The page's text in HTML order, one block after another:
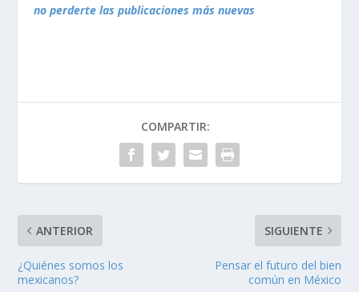
no perderte las publicaciones más nuevas
COMPARTIR:
ANTERIOR
¿Quiénes somos los
mexicanos?
SIGUIENTE
Pensar el futuro del bien
común en México